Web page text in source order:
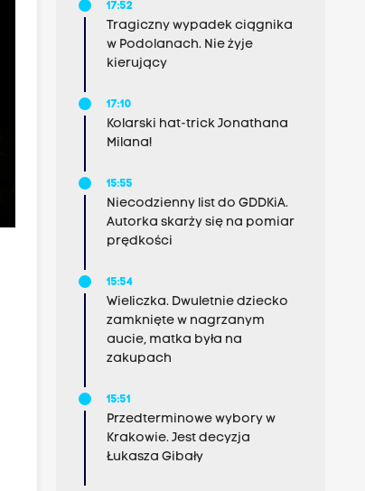
17:52
Tragiczny wypadek ciągnika
w Podolanach. Nie żyje
kierujący
17:10
Kolarski hat-trick Jonathana
Milana!
15:55
Niecodzienny list do GDDKiA.
Autorka skarży się na pomiar
prędkości
15:54
Wieliczka. Dwuletnie dziecko
zamknięte w nagrzanym
aucie, matka była na
zakupach
15:51
Przedterminowe wybory w
Krakowie. Jest decyzja
Łukasza Gibały